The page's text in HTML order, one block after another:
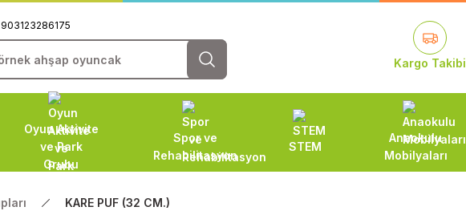
903123286175
Kargo Takibi
Oyun Aktivite
ve Park
Grubu
Spor ve
Rehabilitasyon
STEM
Anaokulu
Mobilyaları
KARE PUF (32 CM.)